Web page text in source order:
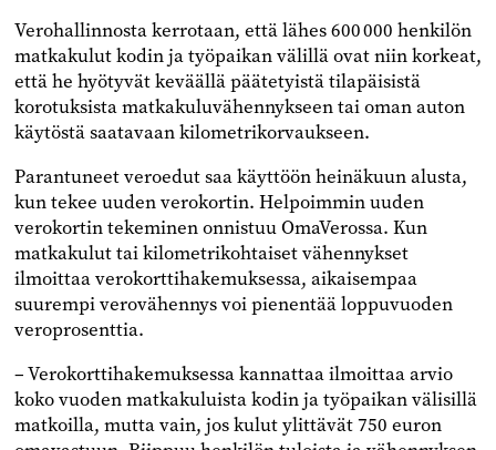
Verohallinnosta kerrotaan, että lähes 600 000 henkilön
matkakulut kodin ja työpaikan välillä ovat niin korkeat,
että he hyötyvät keväällä päätetyistä tilapäisistä
korotuksista matkakuluvähennykseen tai oman auton
käytöstä saatavaan kilometrikorvaukseen.
Parantuneet veroedut saa käyttöön heinäkuun alusta,
kun tekee uuden verokortin. Helpoimmin uuden
verokortin tekeminen onnistuu OmaVerossa. Kun
matkakulut tai kilometrikohtaiset vähennykset
ilmoittaa verokorttihakemuksessa, aikaisempaa
suurempi verovähennys voi pienentää loppuvuoden
veroprosenttia.
– Verokorttihakemuksessa kannattaa ilmoittaa arvio
koko vuoden matkakuluista kodin ja työpaikan välisillä
matkoilla, mutta vain, jos kulut ylittävät 750 euron